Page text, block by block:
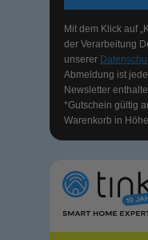
Mit dem Klick auf
der Verarbeitung
unserer
Abmeldung ist
Newsletter
*Gutschein gültig
Warenkorb in